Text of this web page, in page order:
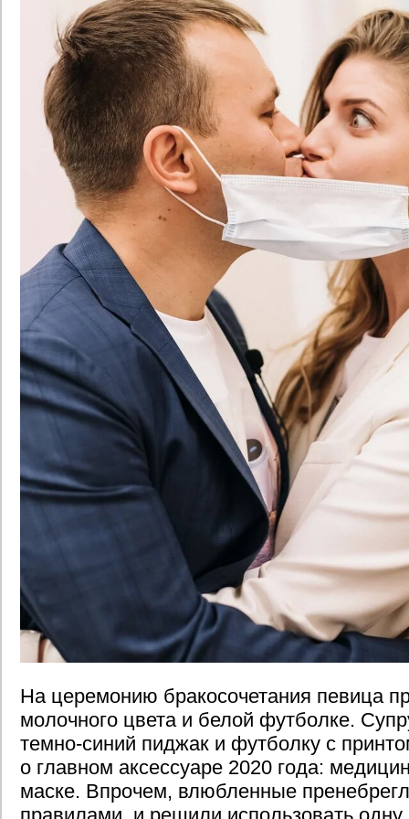
На церемонию бракосочетания певица
молочного цвета и белой футболке.
темно-синий пиджак и футболку с
о главном аксессуаре 2020 года:
маске. Впрочем, влюбленные